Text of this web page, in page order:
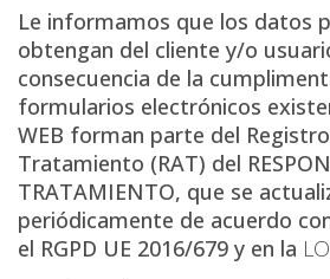
Le informamos que los datos
obtengan del cliente y/o
consecuencia de la
formularios electrónicos
WEB forman parte del
Tratamiento (RAT) del
TRATAMIENTO, que se
periódicamente de acuerdo
el RGPD UE 2016/679 y en la